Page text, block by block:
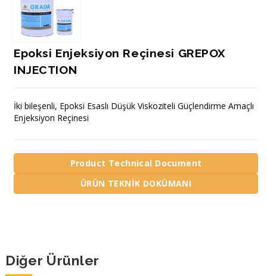
Epoksi Enjeksiyon Reçinesi GREPOX
INJECTION
İki bileşenli, Epoksi Esaslı Düşük Viskoziteli Güçlendirme Amaçlı
Enjeksiyon Reçinesi
Product Technical Document
ÜRÜN TEKNİK DOKÜMANI
Diğer Ürünler